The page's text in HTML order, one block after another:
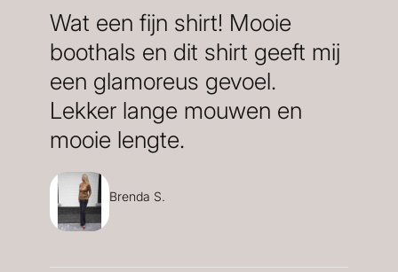
Wat een fijn shirt! Mooie
boothals en dit shirt geeft mij
een glamoreus gevoel.
Lekker lange mouwen en
mooie lengte.
Brenda S.